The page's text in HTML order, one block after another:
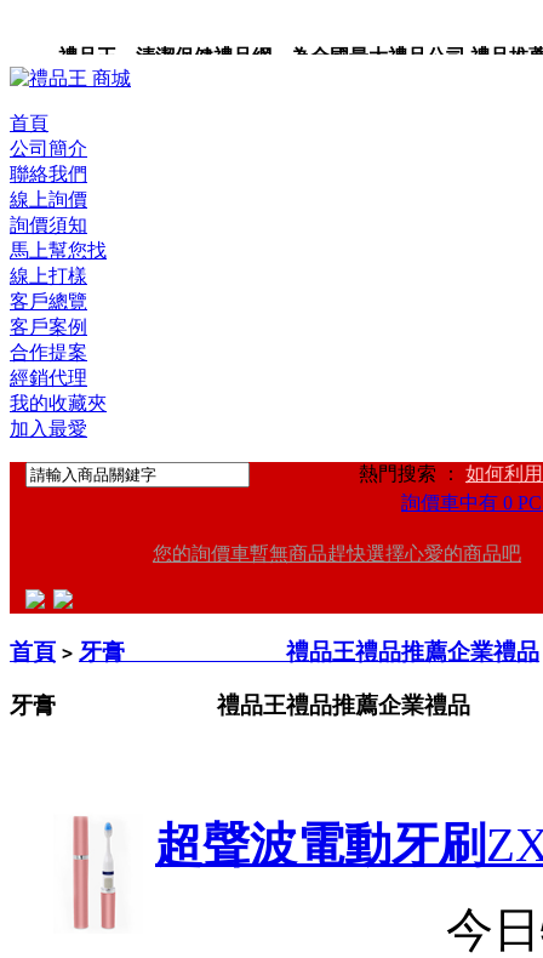
禮品王 清潔保健禮品網 為全國最大禮品公司,禮品推
禮品卡,企業禮品,禮品小物,高級禮品,禮品網站。
首頁
公司簡介
聯絡我們
線上詢價
詢價須知
馬上幫您找
線上打樣
客戶總覽
客戶案例
合作提案
經銷代理
我的收藏夾
加入最愛
熱門搜索 ： 如何利
詢價車中有 0
您的詢價車暫無商品趕快選擇心愛的商品吧
首頁 > 牙膏 禮品王禮品推薦企業禮品
牙膏 禮品王禮品推薦企業禮品
超聲波電動牙刷
今